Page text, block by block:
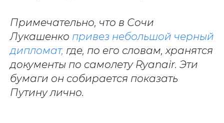
Примечательно, что в Сочи
Лукашенко привез небольшой черный
дипломат, где, по его словам, хранятся
документы по самолету Ryanair. Эти
бумаги он собирается показать
Путину лично.